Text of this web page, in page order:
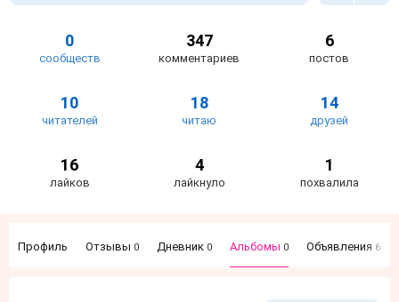
0
сообществ
347
комментариев
6
постов
10
читателей
18
читаю
14
друзей
16
лайков
4
лайкнуло
1
похвалила
Профиль Отзывы 0 Дневник 0 Альбомы 0 Объявления 6